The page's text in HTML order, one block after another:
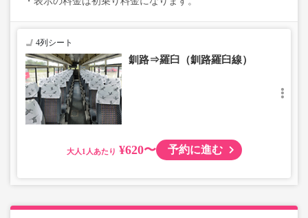
4列シート
釧路⇒羅臼（釧路羅臼線）
大人 ¥620〜 予約に進む